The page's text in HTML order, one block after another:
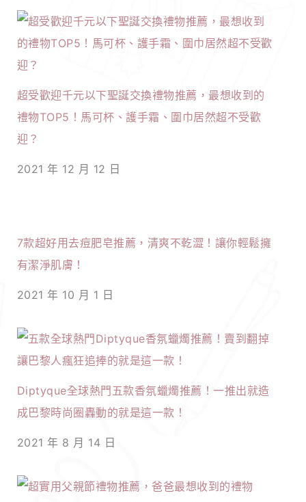
超受歡迎千元以下聖誕交換禮物推薦，最想收到的
禮物TOP5！馬可杯、護手霜、圍巾居然超不受歡
迎？
2021 年 12 月 12 日
7款超好用去痘肥皂推薦，清爽不乾澀！讓你輕鬆擁
有潔淨肌膚！
2021 年 10 月 1 日
Diptyque全球熱門五款香氛蠟燭推薦！一推出就造
成巴黎時尚圈轟動的就是這一款！
2021 年 8 月 14 日